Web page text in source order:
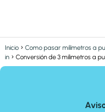
Inicio
Como pasar milímetros a
in
Conversión de 3 milimetros a